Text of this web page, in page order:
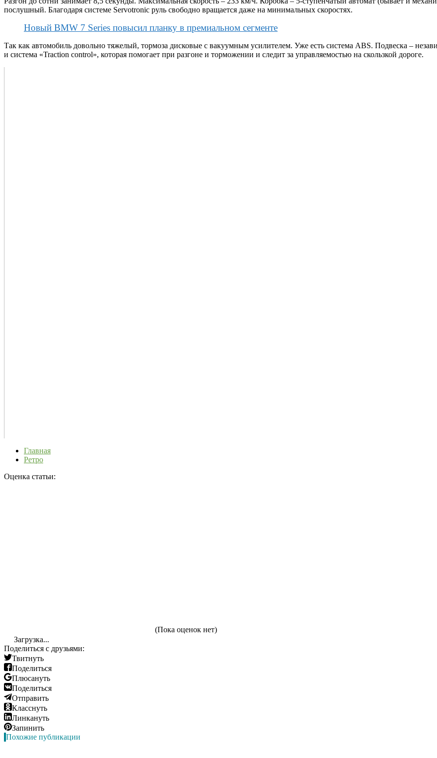
послушный. Благодаря системе Servotronic руль свободно вращается даже на минимальных скоростях.
Новый BMW 7 Series повысил планку в премиальном сегменте
Так как автомобиль довольно тяжелый, тормоза дисковые с вакуумным усилителем. Уже есть система ABS. Подвеска –
и система «Traction control», которая помогает при разгоне и торможении и следит за управляемостью на скользкой дороге.
Главная
Ретро
Оценка статьи:
(Пока оценок нет)
Загрузка...
Поделиться с друзьями:
Твитнуть
Поделиться
Плюсануть
Поделиться
Отправить
Класснуть
Линкануть
Запинить
Похожие публикации